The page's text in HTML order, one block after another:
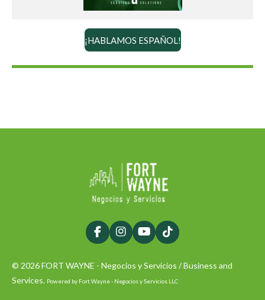
¡HABLAMOS ESPAÑOL!
F
a
e
b
I
n
t
a
Y
o
T
u
T
i
T
o
© 2026 FORT WAYNE - Negocios y Servicios / Business and
Services. Powered by Fort Wayne - Negocios y Servicios LLC